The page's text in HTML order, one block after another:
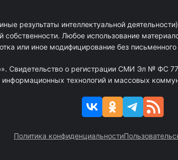
результаты интеллектуальной
собственности. Любое использование
или иное модифицирование без
Свидетельство о регистрации СМИ Эл № ФС
информационных технологий и массовых
Политика конфиденциальности